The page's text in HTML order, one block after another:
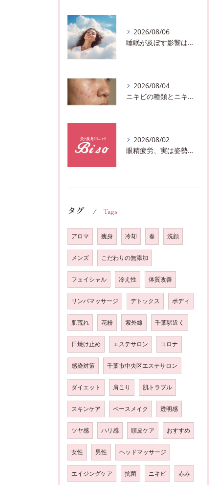
2026/08/06
睡眠が及ぼす影響は？千葉市おすすめメニュー全身リンパマッサージで全身スッキリ♪
2026/08/04
ニキビの種類とニキビを作らないスキンケア方法♪千葉市中央区フェイシャルエステサロン
2026/08/02
眼精疲労、実は姿勢が原因かも?駅近おすすめメニュー全身リンパマッサージで全身スッキリ♪
タグ Tags
アロマ 痩身 冷却 春 洗顔
メンズ こだわりの無添加
フェイシャル 冷え性 体質改善
リンパマッサージ デトックス ボディ
肌荒れ 花粉 紫外線 千葉駅近く
日焼け止め エステサロン コロナ
感染対策 千葉市中央区エステサロン
ダイエット 肩こり 肌トラブル
スキンケア ベースメイク 透明感
ツヤ感 ハリ感 頭皮ケア おすすめ
女性 男性 ヘッドマッサージ
エイジングケア 抗菌 ニキビ 赤み